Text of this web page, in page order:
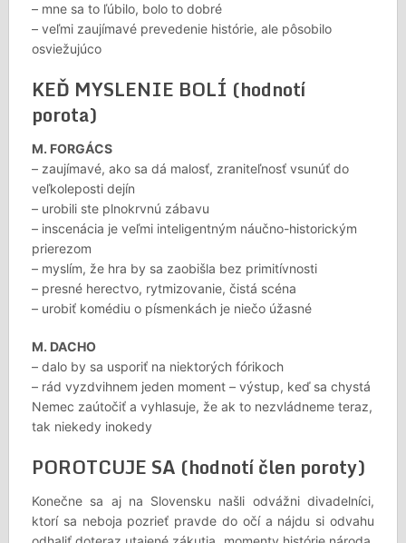
– mne sa to ľúbilo, bolo to dobré
– veľmi zaujímavé prevedenie histórie, ale pôsobilo
osviežujúco
KEĎ MYSLENIE BOLÍ (hodnotí
porota)
M. FORGÁCS
– zaujímavé, ako sa dá malosť, zraniteľnosť vsunúť do
veľkoleposti dejín
– urobili ste plnokrvnú zábavu
– inscenácia je veľmi inteligentným náučno-historickým
prierezom
– myslím, že hra by sa zaobišla bez primitívnosti
– presné herectvo, rytmizovanie, čistá scéna
– urobiť komédiu o písmenkách je niečo úžasné
M. DACHO
– dalo by sa usporiť na niektorých fórikoch
– rád vyzdvihnem jeden moment – výstup, keď sa chystá
Nemec zaútočiť a vyhlasuje, že ak to nezvládneme teraz,
tak niekedy inokedy
POROTCUJE SA (hodnotí člen poroty)
Konečne sa aj na Slovensku našli odvážni divadelníci,
ktorí sa neboja pozrieť pravde do očí a nájdu si odvahu